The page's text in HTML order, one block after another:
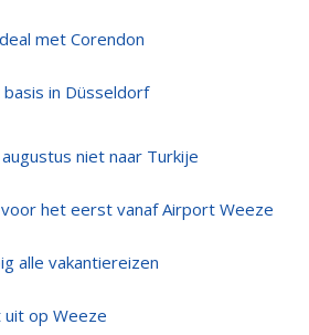
met Corendon
in Düsseldorf
niet naar Turkije
het eerst vanaf Airport Weeze
alle vakantiereizen
uit op Weeze